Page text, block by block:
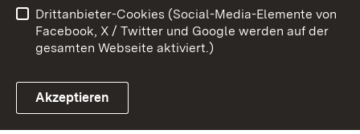
Link zum Landesportal
Impressum Cookies
Drittanbieter-Cookies (Social-Media-Elemente von
Facebook, X / Twitter und Google werden auf der
gesamten Webseite aktiviert.)
Akzeptieren